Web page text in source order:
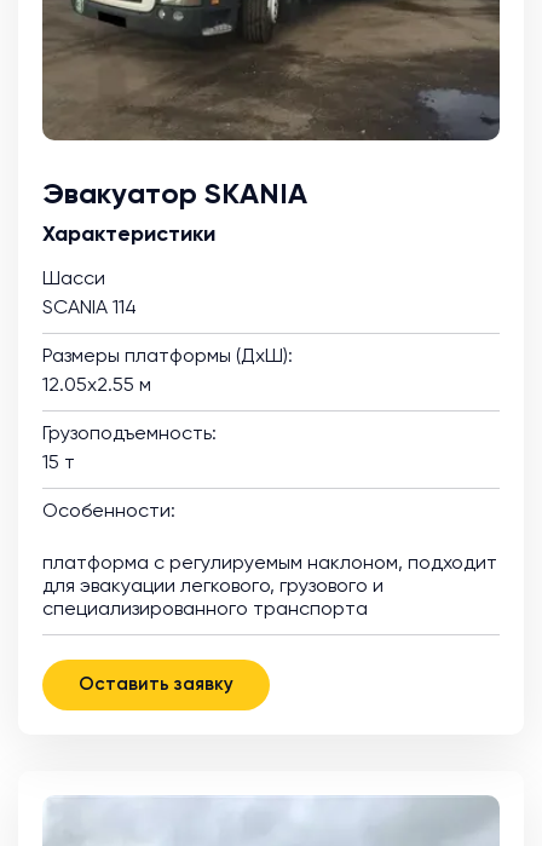
Эвакуатор SKANIA
Характеристики
Шасси
SCANIA 114
Размеры платформы (ДхШ):
12.05х2.55 м
Грузоподъемность:
15 т
Особенности:
платформа с регулируемым наклоном, подходит
для эвакуации легкового, грузового и
специализированного транспорта
Оставить заявку